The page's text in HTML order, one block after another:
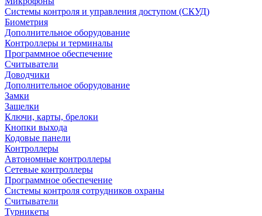
Системы контроля и управления доступом (СКУД)
Биометрия
Дополнительное оборудование
Контроллеры и терминалы
Программное обеспечение
Считыватели
Доводчики
Дополнительное оборудование
Замки
Защелки
Ключи, карты, брелоки
Кнопки выхода
Кодовые панели
Контроллеры
Автономные контроллеры
Сетевые контроллеры
Программное обеспечение
Системы контроля сотрудников охраны
Считыватели
Турникеты